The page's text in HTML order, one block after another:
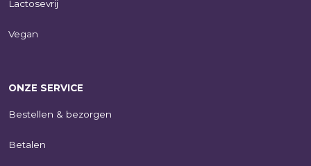
Lactosevrij
Vegan
ONZE SERVICE
Bestellen & bezorgen
Betalen